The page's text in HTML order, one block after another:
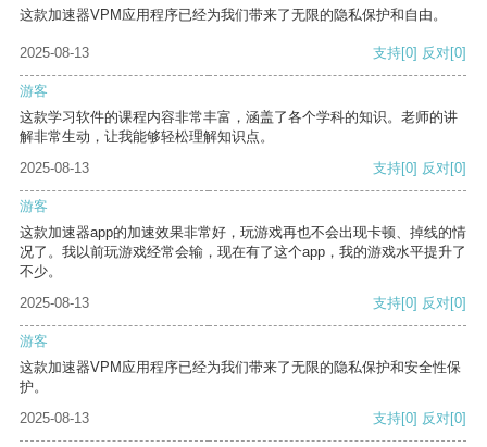
这款加速器VPM应用程序已经为我们带来了无限的隐私保护和自由。
2025-08-13 支持[0] 反对[0]
游客
这款学习软件的课程内容非常丰富，涵盖了各个学科的知识。老师的讲
解非常生动，让我能够轻松理解知识点。
2025-08-13
支持[0] 反对[0]
游客
这款加速器app的加速效果非常好，玩游戏再也不会出现卡顿、掉线的情
况了。我以前玩游戏经常会输，现在有了这个app，我的游戏水平提升了
不少。
2025-08-13
支持[0] 反对[0]
游客
这款加速器VPM应用程序已经为我们带来了无限的隐私保护和安全性保
护。
2025-08-13
支持[0] 反对[0]